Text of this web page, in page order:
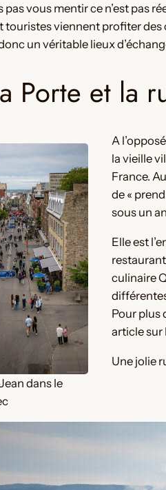
pas vous mentir ce n’est pas
touristes viennent profiter des
un véritable lieux
Porte et la
dans le
A
la vieille
France.
de «
sous un
Elle est
culinaire
Pour plus
article sur
Une jolie